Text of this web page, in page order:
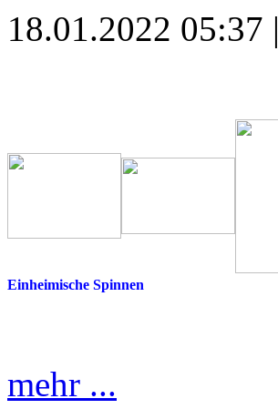
18.01.2022 05:37 |
Einheimische Spinnen
mehr ...